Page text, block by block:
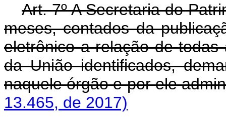
Art. 7º A Secretaria do
meses, contados da
eletrônico a relação de
da União identificados,
naquele órgão e por ele
13.465, de 2017)